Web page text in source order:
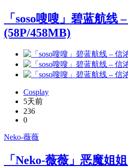
「soso嗖嗖」碧蓝航线
(58P/458MB)
Cosplay
5天前
236
0
Neko-薇薇
「Neko-薇薇」恶魔姐